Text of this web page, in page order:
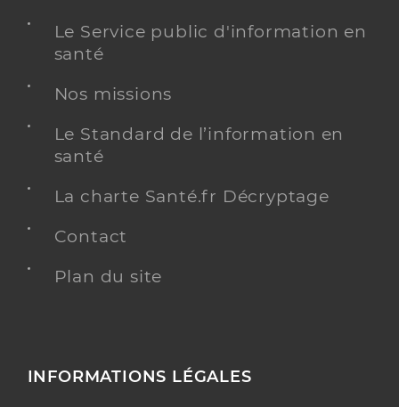
Le Service public d'information en
santé
Nos missions
Le Standard de l’information en
santé
La charte Santé.fr Décryptage
Contact
Plan du site
INFORMATIONS LÉGALES